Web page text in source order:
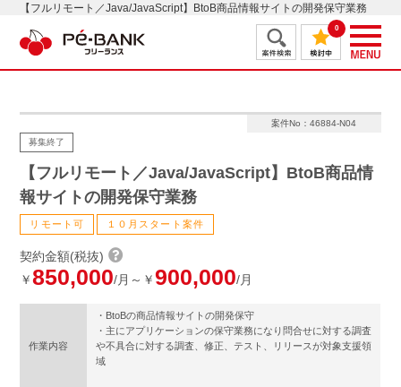
【フルリモート／Java/JavaScript】BtoB商品情報サイトの開発保守業務
0
案件No：46884-N04
募集終了
【フルリモート／Java/JavaScript】BtoB商品情
報サイトの開発保守業務
リモート可 １０月スタート案件
契約金額(税抜)
￥850,000/月～￥900,000/月
作業内容
・BtoBの商品情報サイトの開発保守
・主にアプリケーションの保守業務になり問合せに対する調査
や不具合に対する調査、修正、テスト、リリースが対象支援領
域